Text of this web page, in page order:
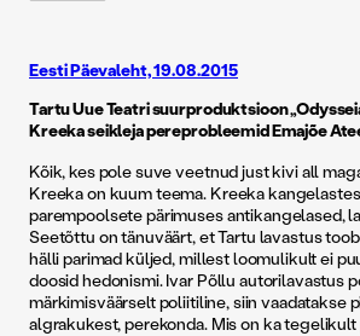
Eesti Päevaleht, 19.08.2015
Tartu Uue Teatri suur­produktsioon
Kreeka seikleja pereprobleemid Emajõe
Kõik, kes pole suve veetnud just kivi all
Kreeka on kuum teema. Kreeka
parempoolsete pärimuses antikangelased,
Seetõttu on tänuväärt, et Tartu lavastus
hälli parimad küljed, millest loomulikult ei
doosid hedonismi. Ivar Põllu autorilavastus
märkimisväärselt poliitiline, siin vaadatakse
algrakukest, perekonda. Mis on ka